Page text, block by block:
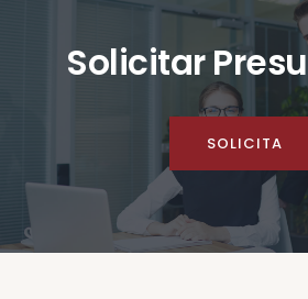
Solicitar
SOLICITA